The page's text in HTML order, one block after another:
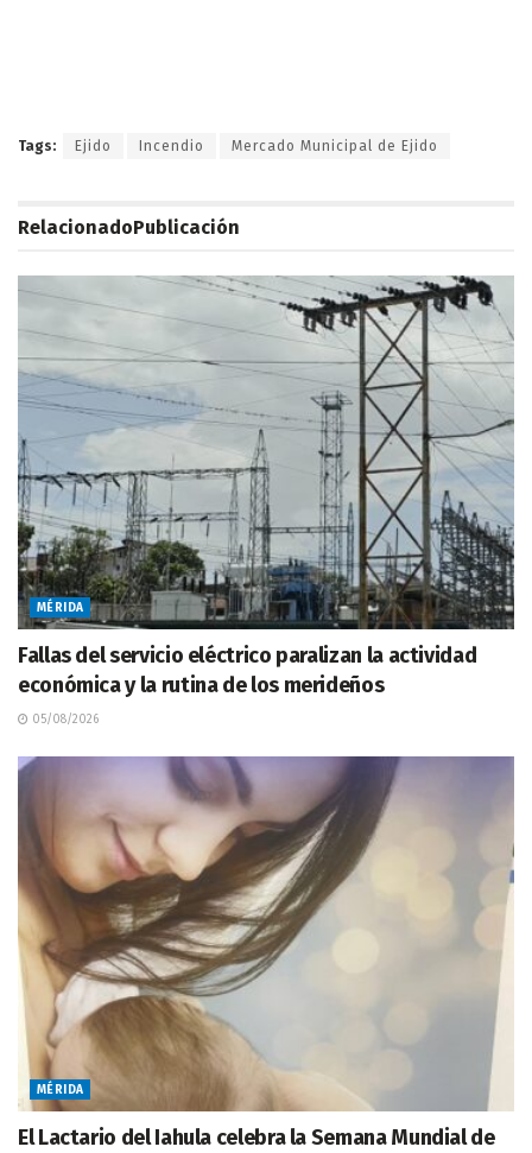
Tags: Ejido Incendio Mercado Municipal de Ejido
RelacionadoPublicación
MÉRIDA
Fallas del servicio eléctrico paralizan la actividad
económica y la rutina de los merideños
05/08/2026
MÉRIDA
El Lactario del Iahula celebra la Semana Mundial de